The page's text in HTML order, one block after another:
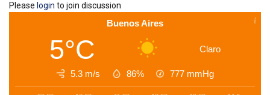
Please login to join discussion
Buenos Aires
5°C Claro
5.3 m/s 86% 777 mmHg